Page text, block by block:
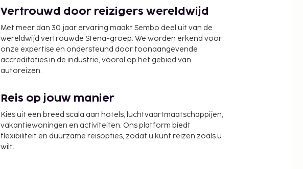
Vertrouwd door reizigers wereldwijd
Met meer dan 30 jaar ervaring maakt Sembo deel uit van de
wereldwijd vertrouwde Stena-groep. We worden erkend voor
onze expertise en ondersteund door toonaangevende
accreditaties in de industrie, vooral op het gebied van
autoreizen.
Reis op jouw manier
Kies uit een breed scala aan hotels, luchtvaartmaatschappijen,
vakantiewoningen en activiteiten. Ons platform biedt
flexibiliteit en duurzame reisopties, zodat u kunt reizen zoals u
wilt.